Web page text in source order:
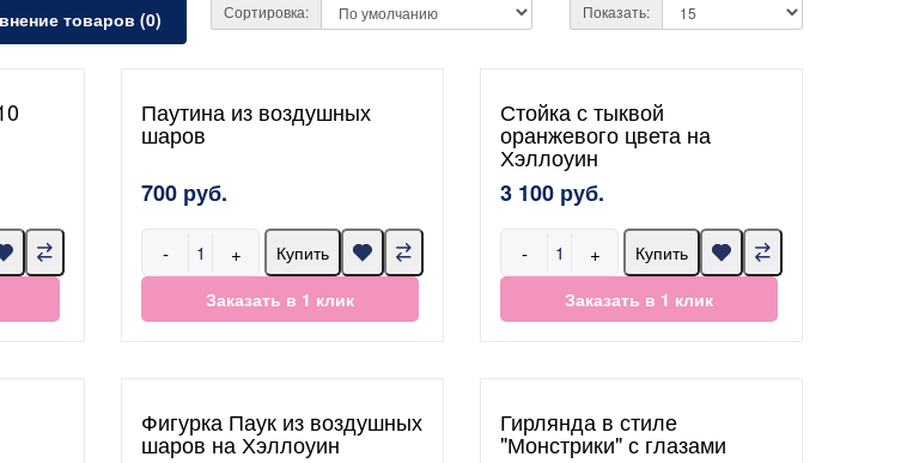
товаров (0) Сортировка: Показать:
Паутина из воздушных
шаров
700 руб.
- +
Купить
Заказать в 1 клик
Стойка с тыквой
оранжевого цвета на
Хэллоуин
3 100 руб.
- +
Купить
Заказать в 1 клик
Фигурка Паук из воздушных
шаров на Хэллоуин
Гирлянда в стиле
"Монстрики" с глазами